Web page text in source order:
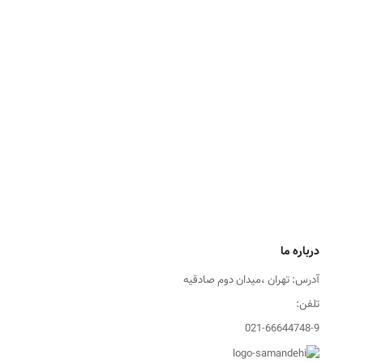
درباره ما
آدرس: تهران ،میدان دوم صادقیه
تلفن:
021-66644748-9